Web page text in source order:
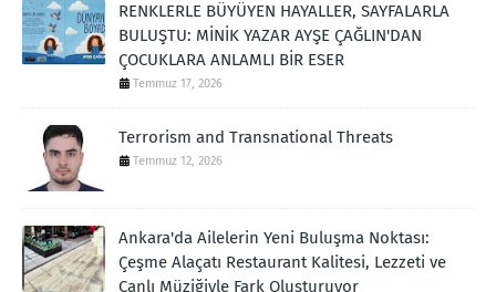
RENKLERLE BÜYÜYEN HAYALLER, SAYFALARLA
BULUŞTU: MİNİK YAZAR AYŞE ÇAĞLIN'DAN
ÇOCUKLARA ANLAMLI BİR ESER
Temmuz 17, 2026
Terrorism and Transnational Threats
Temmuz 12, 2026
Ankara'da Ailelerin Yeni Buluşma Noktası:
Çeşme Alaçatı Restaurant Kalitesi, Lezzeti ve
Canlı Müziğiyle Fark Oluşturuyor